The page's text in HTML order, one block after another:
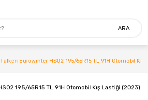
ARA
Falken Eurowinter HS02 195/65R15 TL 91H Otomobil Kış